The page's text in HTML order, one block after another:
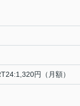
円（月額）